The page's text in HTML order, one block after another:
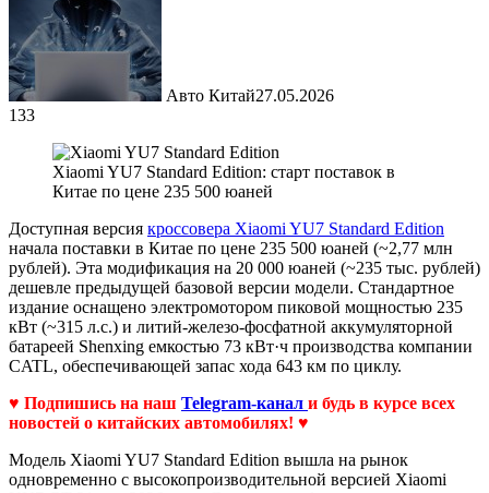
Авто Китай27.05.2026
133
Xiaomi YU7 Standard Edition: старт поставок в
Китае по цене 235 500 юаней
Доступная версия кроссовера Xiaomi YU7 Standard Edition
начала поставки в Китае по цене 235 500 юаней (~2,77 млн
рублей). Эта модификация на 20 000 юаней (~235 тыс. рублей)
дешевле предыдущей базовой версии модели. Стандартное
издание оснащено электромотором пиковой мощностью 235
кВт (~315 л.с.) и литий-железо-фосфатной аккумуляторной
батареей Shenxing емкостью 73 кВт·ч производства компании
CATL, обеспечивающей запас хода 643 км по циклу.
♥ Подпишись на наш Telegram-канал и будь в курсе всех
новостей о китайских автомобилях! ♥
Модель Xiaomi YU7 Standard Edition вышла на рынок
одновременно с высокопроизводительной версией Xiaomi